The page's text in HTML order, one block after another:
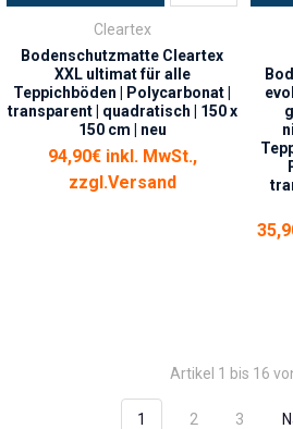
Cleartex
Bodenschutzmatte Cleartex
XXL ultimat für alle
Teppichböden | Polycarbonat |
transparent | quadratisch | 150 x
150 cm | neu
94,90€ inkl. MwSt.,
zzgl.Versand
Artikel 1 bis 16
1 2 3